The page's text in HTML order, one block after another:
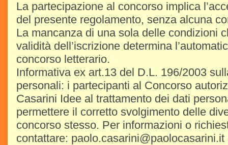
La partecipazione al concorso implica
del presente regolamento, senza alcuna
La mancanza di una sola delle condizioni
validità dell’iscrizione determina
concorso letterario.
Informativa ex art.13 del D.L. 196/2003
personali: i partecipanti al Concorso
Casarini Idee al trattamento dei dati
permettere il corretto svolgimento delle
concorso stesso. Per informazioni o
contattare: paolo.casarini@paolocasarini.it